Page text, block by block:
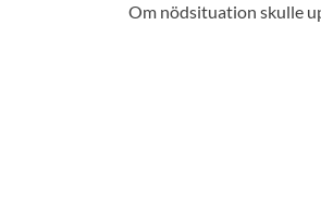
Om nödsituation skulle